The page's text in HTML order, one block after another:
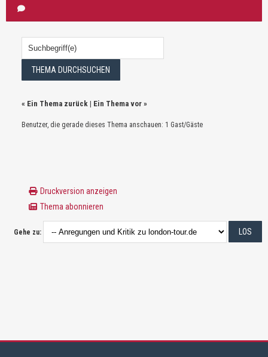
« Ein Thema zurück | Ein Thema vor »
Benutzer, die gerade dieses Thema anschauen: 1 Gast/Gäste
Druckversion anzeigen
Thema abonnieren
Gehe zu: